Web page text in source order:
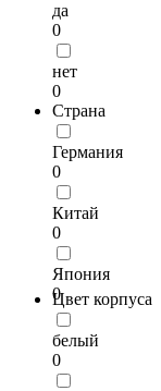
да
0
нет
0
Страна
Германия
0
Китай
0
Япония
0
Цвет корпуса
белый
0